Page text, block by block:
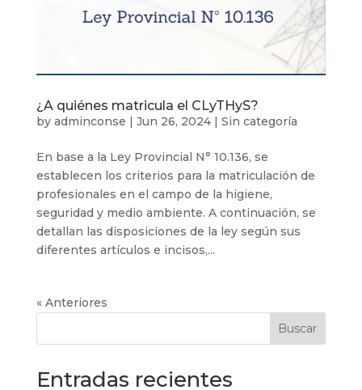
¿A quiénes matricula el CLyTHyS?
by adminconse | Jun 26, 2024| Sin categoría
En base a la Ley Provincial N° 10.136, se
establecen los criterios para la matriculación de
profesionales en el campo de la higiene,
seguridad y medio ambiente. A continuación, se
detallan las disposiciones de la ley según sus
diferentes artículos e incisos,...
« Anteriores
Buscar
Entradas recientes